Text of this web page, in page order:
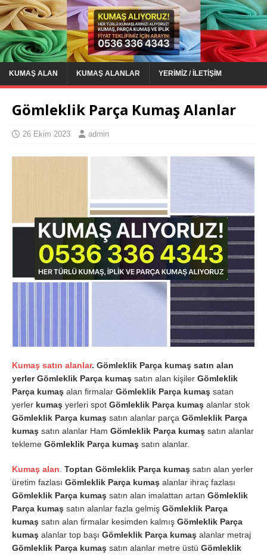
KUMAŞ ALAN KUMAŞ ALANLAR YERIMIZ / İLETIŞIM
Gömleklik Parça Kumaş Alanlar
26 Ekim 2023 admin
Kumaş satın alanlar. Gömleklik Parça kumaş satın alan
yerler Gömleklik Parça kumaş satın alan kişiler Gömleklik
Parça kumaş alan firmalar Gömleklik Parça kumaş satan
yerler kumaş yerleri spot Gömleklik Parça kumaş alanlar stok
Gömleklik Parça kumaş satın alanlar parça Gömleklik Parça
kumaş satın alanlar Ham Gömleklik Parça kumaş satın alanlar
tekleme Gömleklik Parça kumaş satın alanlar.
Kumaş alan Toptan Gömleklik Parça kumaş satın alan yerler
üretim fazlası Gömleklik Parça kumaş alanlar ihraç fazlası
Gömleklik Parça kumaş satın alan imalattan artan Gömleklik
Parça kumaş satın alanlar fazla gelmiş Gömleklik Parça
kumaş satın alan firmalar kesimden kalmış Gömleklik Parça
kumaş alanlar top başı Gömleklik Parça kumaş alanlar metraj
Gömleklik Parça kumaş satın alanlar metre üstü Gömleklik